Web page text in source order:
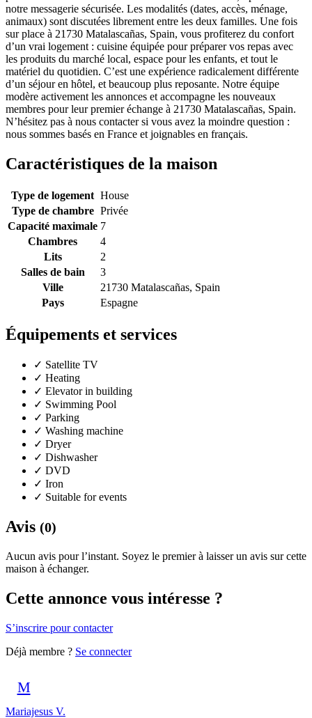
notre messagerie sécurisée. Les modalités (dates, accès, ménage,
animaux) sont discutées librement entre les deux familles. Une fois
sur place à 21730 Matalascañas, Spain, vous profiterez du confort
d’un vrai logement : cuisine équipée pour préparer vos repas avec
les produits du marché local, espace pour les enfants, et tout le
matériel du quotidien. C’est une expérience radicalement différente
d’un séjour en hôtel, et beaucoup plus reposante. Notre équipe
modère activement les annonces et accompagne les nouveaux
membres pour leur premier échange à 21730 Matalascañas, Spain.
N’hésitez pas à nous contacter si vous avez la moindre question :
nous sommes basés en France et joignables en français.
Caractéristiques de la maison
Type de logement House
Type de chambre Privée
Capacité maximale 7
Chambres
4
Lits
2
Salles de bain
3
Ville
21730 Matalascañas, Spain
Pays
Espagne
Équipements et services
✓ Satellite TV
✓ Heating
✓ Elevator in building
✓ Swimming Pool
✓ Parking
✓ Washing machine
✓ Dryer
✓ Dishwasher
✓ DVD
✓ Iron
✓ Suitable for events
Avis (0)
Aucun avis pour l’instant. Soyez le premier à laisser un avis sur cette
maison à échanger.
Cette annonce vous intéresse ?
S’inscrire pour contacter
Déjà membre ? Se connecter
M
Mariajesus V.